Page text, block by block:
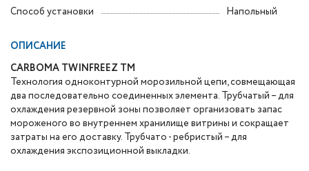
Способ установки
Напольный
ОПИСАНИЕ
CARBOMA TWINFREEZ TM
Технология одноконтурной морозильной цепи, совмещающая
два последовательно соединенных элемента. Трубчатый – для
охлаждения резервной зоны позволяет организовать запас
мороженого во внутреннем хранилище витрины и сокращает
затраты на его доставку. Трубчато - ребристый – для
охлаждения экспозиционной выкладки.